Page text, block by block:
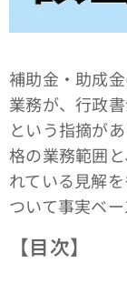
補助金・助成
業務が、行政
という指摘が
格の業務範囲
れている見解
ついて事実ベー
【目次】